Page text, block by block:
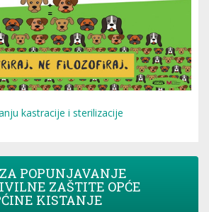
kastracije i sterilizacije
POPUNJAVANJE
ZAŠTITE OPĆE
KISTANJE